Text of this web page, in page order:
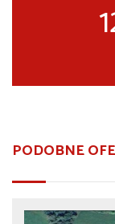
PODOBNE